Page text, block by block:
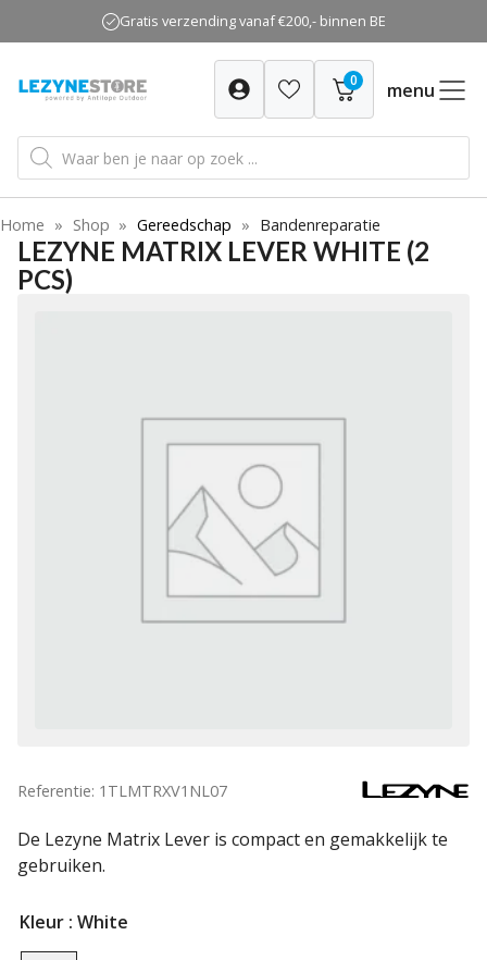
naar
inhoud
Gratis verzending vanaf €200,- binnen BE
0 menu
Producten
zoeken
Home » Shop » Gereedschap » Bandenreparatie
LEZYNE MATRIX LEVER WHITE (2
PCS)
Referentie: 1TLMTRXV1NL07
De Lezyne Matrix Lever is compact en gemakkelijk te
gebruiken.
Kleur : White